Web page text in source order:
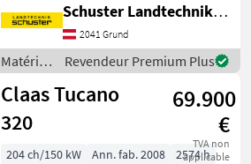
Schneidwerk Standort beim
MD_B04_0010 CONTOUR
Schneidwerksregelung
MD_B
Schuster Landtechnik Grund
2041 Grund
Matériels
de
récolte
agricole
/ Claas
Revendeur Premium Plus
Claas Tucano
320
69.900
€
TVA non
applicable
204 ch/150 kW Ann. fab. 2008
2574 h